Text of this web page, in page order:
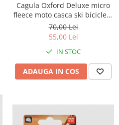
Cagula Oxford Deluxe micro
fleece moto casca ski bicicleta
scuter
70,00 Lei
55,00 Lei
IN STOC
ADAUGA IN COS